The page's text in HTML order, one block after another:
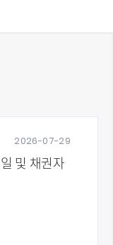
2026-07-29
및 채권자